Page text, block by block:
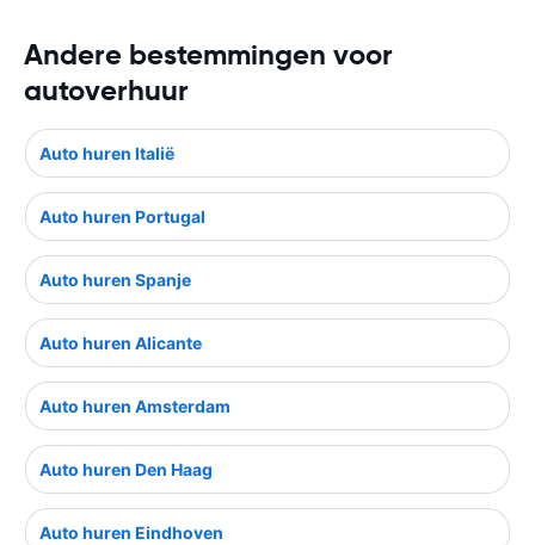
Andere bestemmingen voor
autoverhuur
Auto huren Italië
Auto huren Portugal
Auto huren Spanje
Auto huren Alicante
Auto huren Amsterdam
Auto huren Den Haag
Auto huren Eindhoven